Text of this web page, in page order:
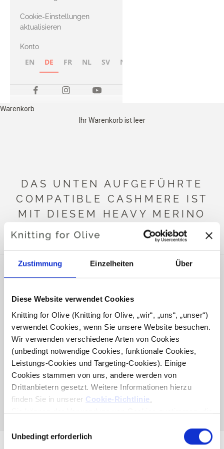
Zustimmung Einzelheiten Über
Diese Website verwendet Cookies
Knitting for Olive (Knitting for Olive, „wir“, „uns“, „unser“)
verwendet Cookies, wenn Sie unsere Website besuchen.
Wir verwenden verschiedene Arten von Cookies
(unbedingt notwendige Cookies, funktionale Cookies,
Leistungs-Cookies und Targeting-Cookies). Einige
Cookies stammen von uns, andere werden von
Drittanbietern gesetzt. Weitere Informationen hierzu
finden Sie in unserer Cookie-Richtlinie.
Sie können der Verwendung von Cookies zustimmen, die
Ihre Zustimmung bedeutet, dass Cookies gesetzt werden
dürfen und dass wir als Verantwortlicher Ihre
mitUnbedingt erforderlich
Cookie-Einstellungen
aktualisieren
Konto
EN DE FR NL SV NB
Warenkorb
Ihr Warenkorb ist leer
DAS UNTEN AUFGEFÜHRTE
COMPATIBLE CASHMERE IST
MIT DIESEM HEAVY MERINO
KOMPATIBEL
KNITTING FOR OLIVE
COMPATIBLE CASHMERE -
POWDER
KNITTING FOR OLIVE
COMPATIBLE CASHMERE -
BALLERINA